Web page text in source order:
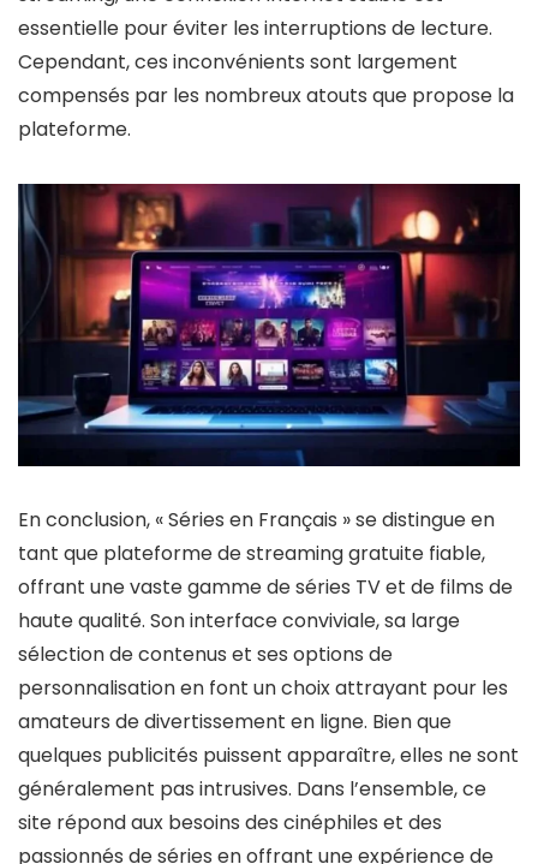
essentielle pour éviter les interruptions de lecture.
Cependant, ces inconvénients sont largement
compensés par les nombreux atouts que propose la
plateforme.
En conclusion, « Séries en Français » se distingue en
tant que plateforme de streaming gratuite fiable,
offrant une vaste gamme de séries TV et de films de
haute qualité. Son interface conviviale, sa large
sélection de contenus et ses options de
personnalisation en font un choix attrayant pour les
amateurs de divertissement en ligne. Bien que
quelques publicités puissent apparaître, elles ne sont
généralement pas intrusives. Dans l’ensemble, ce
site répond aux besoins des cinéphiles et des
passionnés de séries en offrant une expérience de